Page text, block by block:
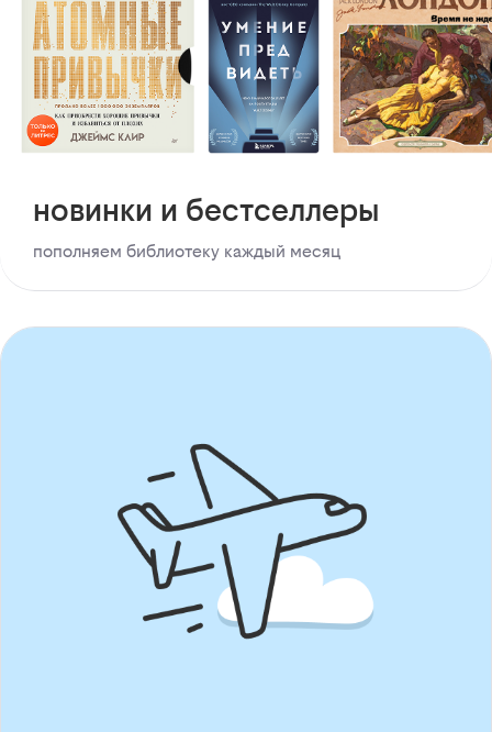
новинки и бестселлеры
пополняем библиотеку каждый месяц